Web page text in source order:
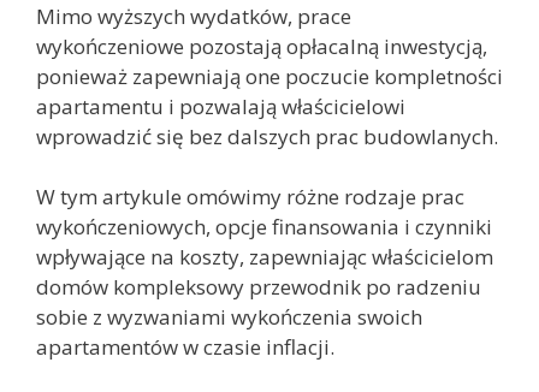
Mimo wyższych wydatków, prace
wykończeniowe pozostają opłacalną inwestycją,
ponieważ zapewniają one poczucie kompletności
apartamentu i pozwalają właścicielowi
wprowadzić się bez dalszych prac budowlanych.
W tym artykule omówimy różne rodzaje prac
wykończeniowych, opcje finansowania i czynniki
wpływające na koszty, zapewniając właścicielom
domów kompleksowy przewodnik po radzeniu
sobie z wyzwaniami wykończenia swoich
apartamentów w czasie inflacji.